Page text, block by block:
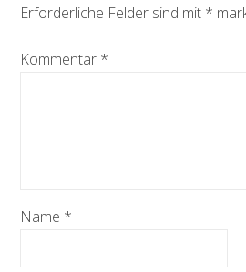
Erforderliche Felder sind mit *
Kommentar *
Name *